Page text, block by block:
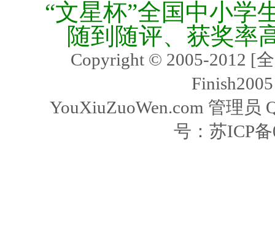
“文星杯”全国中小学
随到随评、获奖率
Copyright © 2005-2012 [
YouXiuZuoWen.com 管理员
号： 苏ICP